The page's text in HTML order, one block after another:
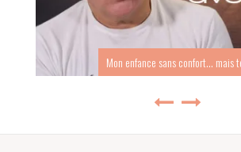
Mon enfance sans confort… mais